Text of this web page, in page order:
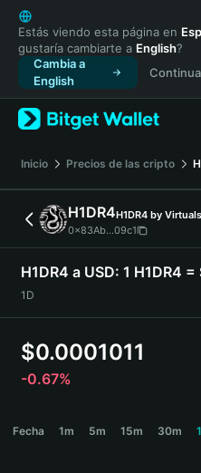
English
日本語
Tiếng Việt
Русский
Español (Latinoamérica)
Türkçe
Français
Deutsch
简体中文
繁體中文
Português (Portugal)
Bahasa Indonesia
ภาษาไทย
हिन्दी
Español
Português (Brasil)
Estás viendo esta página en
gustaría cambiarte a English?
Cambia a
English
Inicio Precios de las cripto
H1DR4H1DR4 by Virtuals
0x83Ab...09c1
H1DR4 a USD: 1 H1DR4
1D
$0.0001011
-0.67%
Fecha 1m 5m 15m 30m